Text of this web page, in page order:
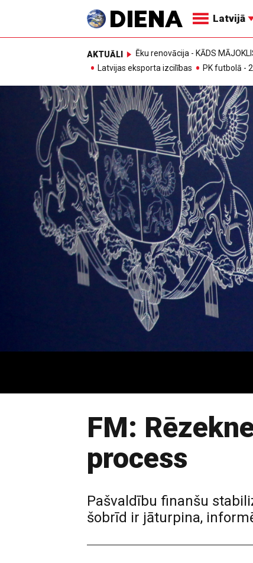
Latvijā
AKTUĀLI Ēku renovācija - KĀDS
Latvijas eksporta izcilības
PK futbolā -
FM:
process
Pašvaldību finanšu
šobrīd ir jāturpina,